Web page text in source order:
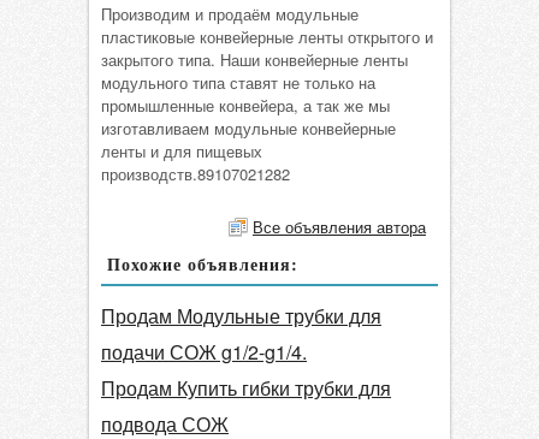
Производим и продаём модульные
пластиковые конвейерные ленты открытого и
закрытого типа. Наши конвейерные ленты
модульного типа ставят не только на
промышленные конвейера, а так же мы
изготавливаем модульные конвейерные
ленты и для пищевых
производств.89107021282
Все объявления автора
Похожие объявления:
Продам Модульные трубки для
подачи СОЖ g1/2-g1/4.
Продам Купить гибки трубки для
подвода СОЖ